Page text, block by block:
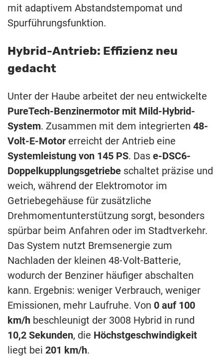
mit adaptivem Abstandstempomat und
Spurführungsfunktion.
Hybrid-Antrieb: Effizienz neu
gedacht
Unter der Haube arbeitet der neu entwickelte
PureTech-Benzinermotor mit Mild-Hybrid-
System. Zusammen mit dem integrierten 48-
Volt-E-Motor erreicht der Antrieb eine
Systemleistung von 145 PS. Das e-DSC6-
Doppelkupplungsgetriebe schaltet präzise und
weich, während der Elektromotor im
Getriebegehäuse für zusätzliche
Drehmomentunterstützung sorgt, besonders
spürbar beim Anfahren oder im Stadtverkehr.
Das System nutzt Bremsenergie zum
Nachladen der kleinen 48-Volt-Batterie,
wodurch der Benziner häufiger abschalten
kann. Ergebnis: weniger Verbrauch, weniger
Emissionen, mehr Laufruhe. Von 0 auf 100
km/h beschleunigt der 3008 Hybrid in rund
10,2 Sekunden, die Höchstgeschwindigkeit
liegt bei 201 km/h.